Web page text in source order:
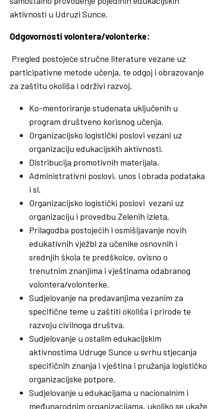
aktivnosti u Udruzi Sunce.
Odgovornosti volontera/volonterke:
Pregled postojeće stručne literature vezane uz
participativne metode učenja, te odgoj i obrazovanje
za zaštitu okoliša i održivi razvoj.
Ko-mentoriranje studenata uključenih u
program društveno korisnog učenja.
Organizacijsko logistički poslovi vezani uz
organizaciju edukacijskih aktivnosti.
Distribucija promotivnih materijala.
Administrativni poslovi, unos i obrada podataka
i sl.
Organizacijsko logistički poslovi vezani uz
organizaciju i provedbu Zelenih izleta.
Prilagodba postojećih i osmišljavanje novih
edukativnih vježbi za učenike osnovnih i
srednjih škola te predškolce, ovisno o
trenutnim znanjima i vještinama odabranog
volontera/volonterke.
Sudjelovanje na predavanjima vezanim za
specifične teme u zaštiti okoliša i prirode te
razvoju civilnoga društva.
Sudjelovanje u ostalim edukacijskim
aktivnostima Udruge Sunce u svrhu stjecanja
specifičnih znanja i vještina i pružanja logističko
organizacijske potpore.
Sudjelovanje u edukacijama u nacionalnim i
međunarodnim organizacijama, ukoliko se ukaže